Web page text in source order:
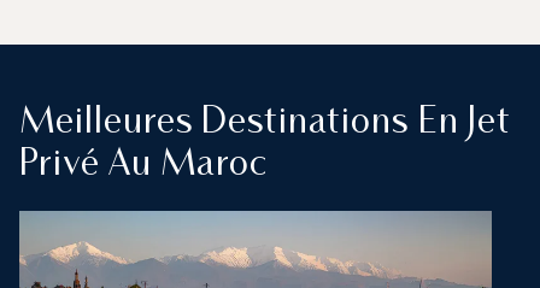
Meilleures Destinations En Jet
Privé Au Maroc